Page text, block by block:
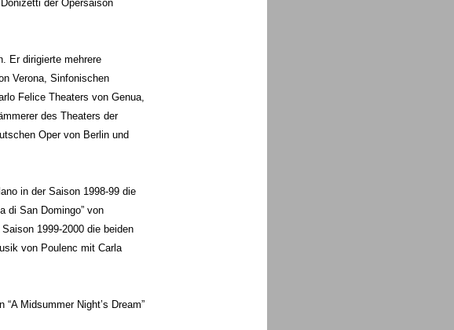
der Opersaison
Er dirigierte mehrere
Verona, Sinfonischen
Felice Theaters von Genua,
des Theaters der
Oper von Berlin und
in der Saison 1998-99 die
di San Domingo” von
1999-2000 die beiden
von Poulenc mit Carla
Midsummer Night’s Dream”